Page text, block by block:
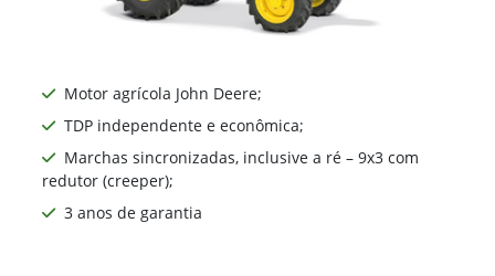
Motor agrícola John Deere;
TDP independente e econômica;
Marchas sincronizadas, inclusive a ré – 9x3 com
redutor (creeper);
3 anos de garantia